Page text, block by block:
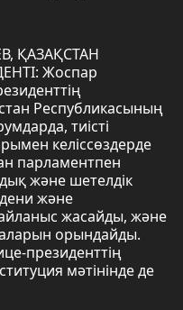
ҚАЗАҚСТАН
Жоспар
Республикасының
тиісті
келіссөздерде
парламентпен
және шетелдік
және
жасайды, және
орындайды.
президенттің
мәтінінде де